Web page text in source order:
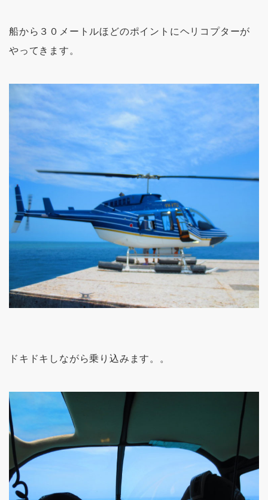
船から３０メートルほどのポイントにヘリコプターが
やってきます。
ドキドキしながら乗り込みます。。